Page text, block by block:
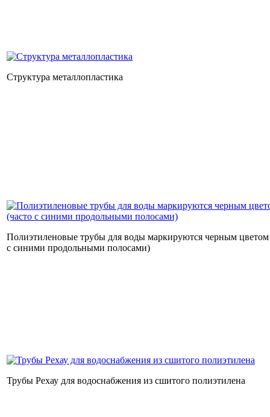
Структура металлопластика
Полиэтиленовые трубы для воды маркируются черным цветом
с синими продольными полосами)
Трубы Рехау для водоснабжения из сшитого полиэтилена